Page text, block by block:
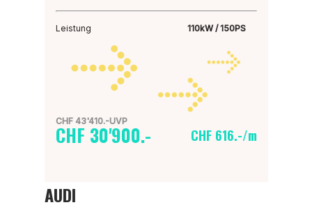
Leistung 110kW / 150PS
CHF 43'410.-UVP
CHF 30'900.- CHF 616.-/m
AUDI